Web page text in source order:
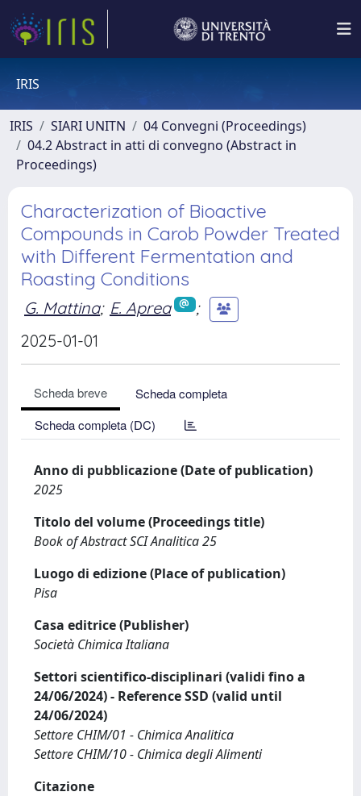
IRIS
IRIS SIARI UNITN
04 Convegni (Proceedings)
04.2 Abstract in atti di convegno (Abstract in
Proceedings)
Characterization of Bioactive
Compounds in Carob Powder Treated
with Different Fermentation and
Roasting Conditions
G. Mattina; E. Aprea
;
2025-01-01
Scheda breve
Scheda completa
Scheda completa (DC)
Anno di pubblicazione (Date of publication)
2025
Titolo del volume (Proceedings title)
Book of Abstract SCI Analitica 25
Luogo di edizione (Place of publication)
Pisa
Casa editrice (Publisher)
Società Chimica Italiana
Settori scientifico-disciplinari (validi fino a
24/06/2024) - Reference SSD (valid until
24/06/2024)
Settore CHIM/01 - Chimica Analitica
Settore CHIM/10 - Chimica degli Alimenti
Citazione